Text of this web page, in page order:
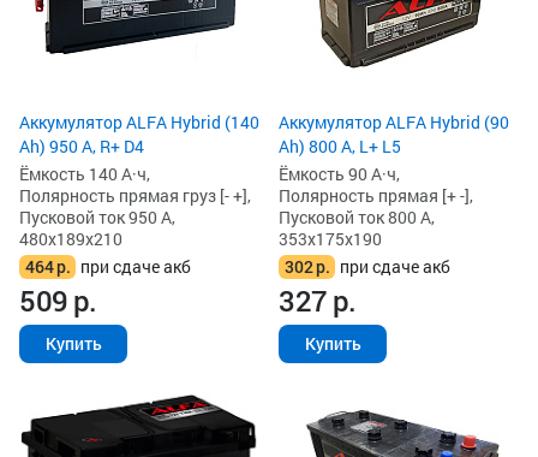
Аккумулятор ALFA Hybrid (140
Ah) 950 А, R+ D4
Ёмкость 140 А·ч,
Полярность прямая груз [- +],
Пусковой ток 950 А,
480x189x210
464р. при сдаче акб
509р.
Купить
Аккумулятор ALFA Hybrid (90
Ah) 800 А, L+ L5
Ёмкость 90 А·ч,
Полярность прямая [+ -],
Пусковой ток 800 А,
353x175x190
302р. при сдаче акб
327р.
Купить